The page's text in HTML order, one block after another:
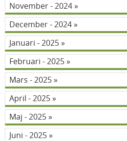
November - 2024
December - 2024
Januari - 2025
Februari - 2025
Mars - 2025
April - 2025
Maj - 2025
Juni - 2025